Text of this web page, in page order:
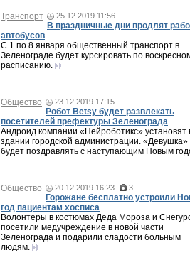
Транспорт 25.12.2019 11:56
В праздничные дни продлят
автобусов
С 1 по 8 января общественный транспорт в
Зеленограде будет курсировать по
расписанию.
Общество 23.12.2019 17:15
Робот Betsy будет развлекать
посетителей префектуры Зеленограда
Андроид компании «Нейроботикс» установят
здании городской администрации. «Девушка»
будет поздравлять с наступающим Новым
Общество 20.12.2019 16:23 3
Горожане бесплатно устроили
год пациентам хосписа
Волонтеры в костюмах Деда Мороза и
посетили медучреждение в новой части
Зеленограда и подарили сладости больным
людям.